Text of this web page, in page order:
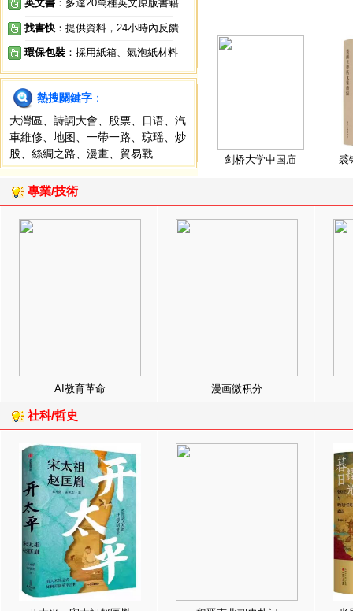
英文書 ：多達20萬種英文原版書籍
找書快 ：提供資料，24小時內反饋
環保包裝 ：採用紙箱、氣泡紙材料
熱搜關鍵字 ：
大灣區
詩詞大會 股票 日语
汽
車維修
地图 一帶一路 琼瑶
炒
股
絲綢之路 漫畫 貿易戰 剑桥大学中国庙 裘
專業/技術
AI教育革命 漫画微积分
社科/哲史